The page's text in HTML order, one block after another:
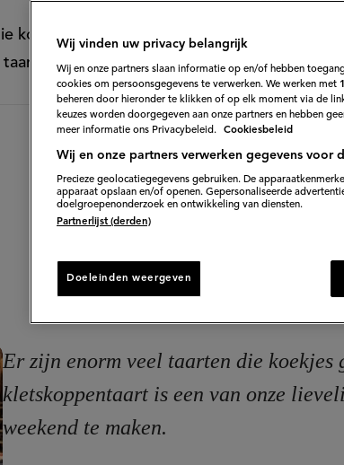
koekjes gebruiken. Maar deze heerlijke
taarten. De perfecte taart om in het weekend
Direct naar recept
Er zijn enorm veel taarten die
kletskoppentaart is een van onze
weekend te maken.
Wij vinden uw privacy belangrijk
Wij en onze partners slaan informatie op en/of hebben
cookies om persoonsgegevens te verwerken. We werken met
beheren door hieronder te klikken of op elk moment via de
keuzes worden doorgegeven aan onze partners en hebben
meer informatie ons Privacybeleid.
Cookiesbeleid
Wij en onze partners verwerken gegevens voor
Precieze geolocatiegegevens gebruiken. De
apparaat opslaan en/of openen. Gepersonaliseerde
doelgroepenonderzoek en ontwikkeling van diensten.
Partnerlijst (derden)
Doeleinden weergeven